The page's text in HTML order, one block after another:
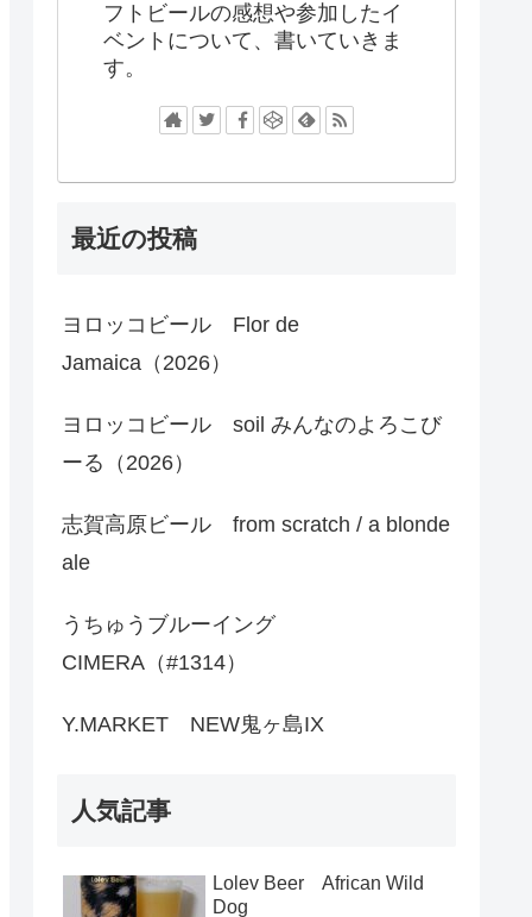
フトビールの感想や参加したイ
ベントについて、書いていきま
す。
最近の投稿
ヨロッコビール Flor de
Jamaica（2026）
ヨロッコビール soil みんなのよろこび
ーる（2026）
志賀高原ビール from scratch / a blonde
ale
うちゅうブルーイング
CIMERA（#1314）
Y.MARKET NEW鬼ヶ島IX
人気記事
Lolev Beer African Wild
Dog